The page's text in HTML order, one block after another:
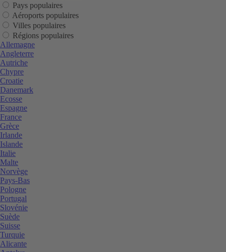
Pays populaires
Aéroports populaires
Villes populaires
Régions populaires
Allemagne
Angleterre
Autriche
Chypre
Croatie
Danemark
Ecosse
Espagne
France
Grèce
Irlande
Islande
Italie
Malte
Norvège
Pays-Bas
Pologne
Portugal
Slovénie
Suède
Suisse
Turquie
Alicante